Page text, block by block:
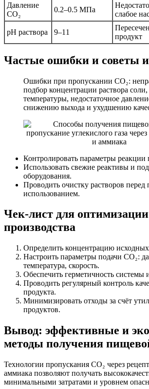
Давление
CO₂
0.2–0.5 МПа
слабое
pH раствора 9–11
продукт
Частые ошибки и советы
Ошибки при пропускании CO₂:
подбор концентрации раствора
температуры, недостаточное
снижению выхода и ухудшению
Контролировать параметры реакции
Использовать свежие реактивы и
оборудования.
Проводить очистку растворов
использованием.
Чек-лист для оптимизации
производства
Определить концентрацию исходных
Настроить параметры подачи CO₂:
температура, скорость.
Обеспечить герметичность системы
Проводить регулярный контроль
продукта.
Минимизировать отходы за счёт
продуктов.
Вывод: эффективные и
методы получения
Технологии пропускания CO₂ через
аммиака позволяют получать
минимальными затратами и уровнем